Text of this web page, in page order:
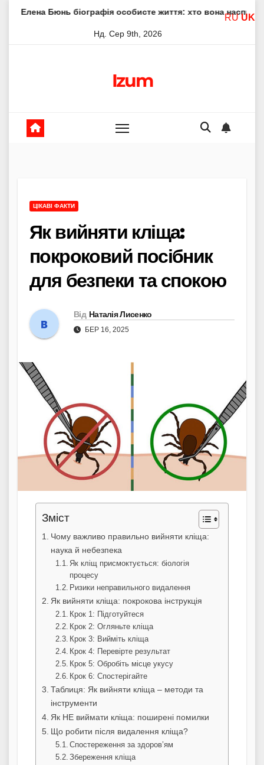
біографія особисте життя: хто вона насправді
Нд. Сер 9th, 2026
Izum
ЦІКАВІ ФАКТИ
Як вийняти кліща:
покроковий посібник
для безпеки та спокою
Від Наталія Лисенко
БЕР 16, 2025
Зміст
Чому важливо правильно вийняти кліща:
наука й небезпека
Як кліщ присмоктується: біологія
процесу
Ризики неправильного видалення
Як вийняти кліща: покрокова інструкція
Крок 1: Підготуйтеся
Крок 2: Огляньте кліща
Крок 3: Вийміть кліща
Крок 4: Перевірте результат
Крок 5: Обробіть місце укусу
Крок 6: Спостерігайте
Таблиця: Як вийняти кліща – методи та
інструменти
Як НЕ виймати кліща: поширені помилки
Що робити після видалення кліща?
Спостереження за здоров’ям
Збереження кліща
RU UK